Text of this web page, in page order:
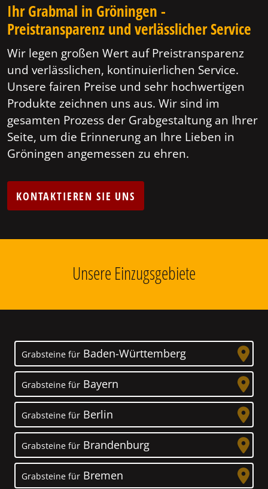
Ihr Grabmal in Gröningen -
Preistransparenz und verlässlicher Service
Wir legen großen Wert auf Preistransparenz
und verlässlichen, kontinuierlichen Service.
Unsere fairen Preise und sehr hochwertigen
Produkte zeichnen uns aus. Wir sind im
gesamten Prozess der Grabgestaltung an Ihrer
Seite, um die Erinnerung an Ihre Lieben in
Gröningen angemessen zu ehren.
KONTAKTIEREN SIE UNS
Unsere Einzugsgebiete
Grabsteine für Baden-Württemberg
Grabsteine für Bayern
Grabsteine für Berlin
Grabsteine für Brandenburg
Grabsteine für Bremen